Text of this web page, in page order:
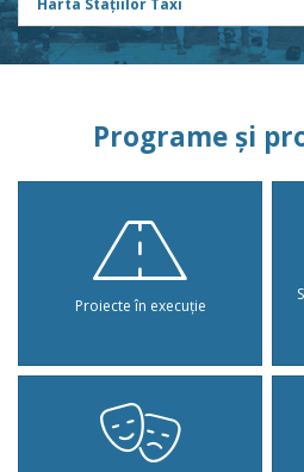
Programe și
Proiecte în execuție